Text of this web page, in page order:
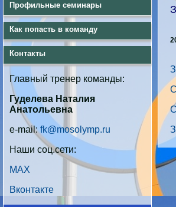
Профильные семинары
Как попасть в команду
Контакты
Главный тренер команды:
Гуделева Наталия
Анатольевна
e-mail:fk@mosolymp.ru
Наши соц.сети:
MAX
Вконтакте